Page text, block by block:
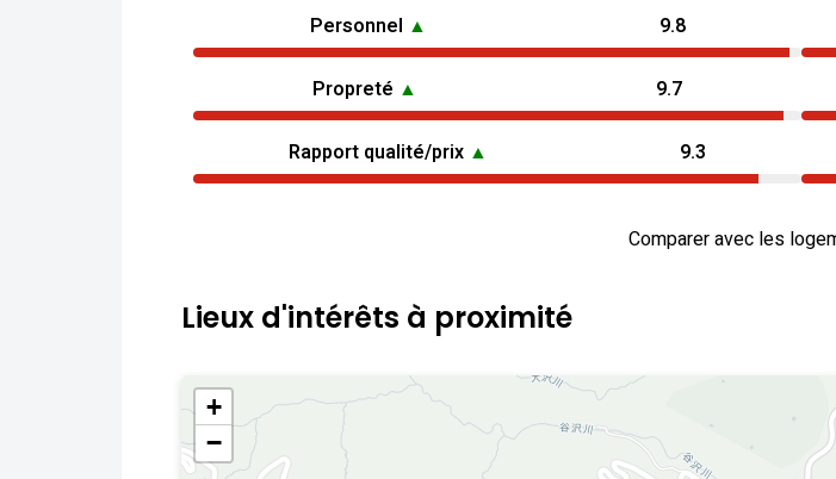
Personnel ▲ 9.8
Propreté ▲ 9.7
Rapport qualité/prix ▲ 9.3
Comparer avec les
Lieux d'intérêts à proximité
+
−